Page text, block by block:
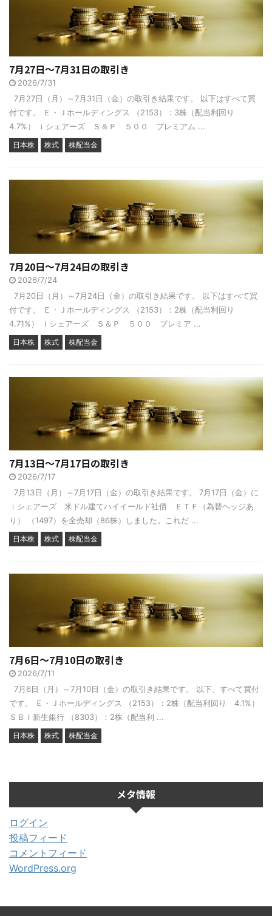
7月27日～7月31日の取引き
2026/7/31
7月27日（月）～7月31日（金）の取引き結果です。 以下はすべて買
付です。 Ｅ・Ｊホールディングス （2153）：3株（配当利回り
4.7%） ｉシェアーズ Ｓ＆Ｐ ５００ プレミアム ...
日本株 株式 株配当金
7月20日～7月24日の取引き
2026/7/24
7月20日（月）～7月24日（金）の取引き結果です。 以下はすべて買
付です。 Ｅ・Ｊホールディングス （2153）：2株（配当利回り
4.71%） ｉシェアーズ Ｓ＆Ｐ ５００ プレミア ...
日本株 株式 株配当金
7月13日～7月17日の取引き
2026/7/17
7月13日（月）～7月17日（金）の取引き結果です。 7月17日（金）に
ｉシェアーズ 米ドル建てハイイールド社債 ＥＴＦ（為替ヘッジあ
り） （1497）を全売却（86株）しました。これだ ...
日本株 株式 株配当金
7月6日～7月10日の取引き
2026/7/11
7月6日（月）～7月10日（金）の取引き結果です。 以下、すべて買付
です。 Ｅ・Ｊホールディングス （2153）：2株（配当利回り 4.1%）
ＳＢＩ新生銀行 （8303）：2株（配当利 ...
日本株 株式 株配当金
メタ情報
ログイン
投稿フィード
コメントフィード
WordPress.org